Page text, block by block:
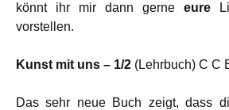
könnt ihr mir dann gerne eure
vorstellen.
Kunst mit uns – 1/2 (Lehrbuch) C C
Das sehr neue Buch zeigt, dass